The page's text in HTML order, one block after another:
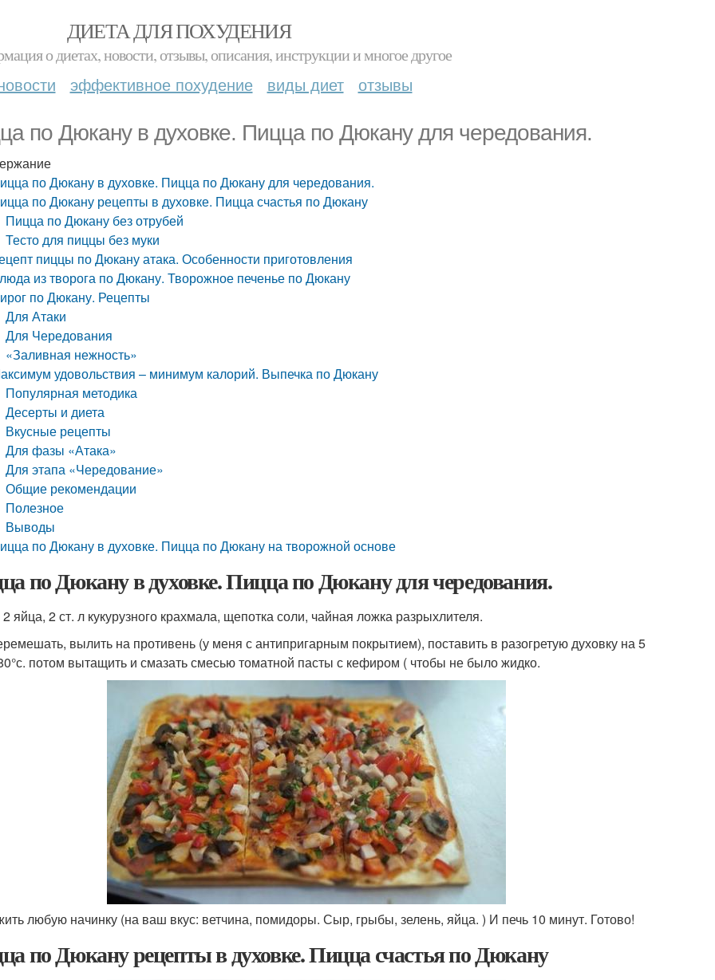
ДИЕТА ДЛЯ ПОХУДЕНИЯ
о диетах, новости, отзывы, описания, инструкции и многое другое
эффективное похудение виды диет отзывы
по Дюкану в духовке. Пицца по Дюкану для чередования.
по Дюкану в духовке. Пицца по Дюкану для чередования.
по Дюкану рецепты в духовке. Пицца счастья по Дюкану
Пицца по Дюкану без отрубей
Тесто для пиццы без муки
пиццы по Дюкану атака. Особенности приготовления
из творога по Дюкану. Творожное печенье по Дюкану
по Дюкану. Рецепты
Для Атаки
Для Чередования
«Заливная нежность»
удовольствия – минимум калорий. Выпечка по Дюкану
Популярная методика
Десерты и диета
Вкусные рецепты
Для фазы «Атака»
Для этапа «Чередование»
Общие рекомендации
Полезное
Выводы
по Дюкану в духовке. Пицца по Дюкану на творожной основе
по Дюкану в духовке. Пицца по Дюкану для чередования.
2 яйца, 2 ст. л кукурузного крахмала, щепотка соли, чайная ложка разрыхлителя.
вылить на противень (у меня с антипригарным покрытием), поставить в разогретую духовку на 5
потом вытащить и смазать смесью томатной пасты с кефиром ( чтобы не было жидко.
любую начинку (на ваш вкус: ветчина, помидоры. Сыр, грыбы, зелень, яйца. ) И печь 10 минут. Готово!
по Дюкану рецепты в духовке. Пицца счастья по Дюкану